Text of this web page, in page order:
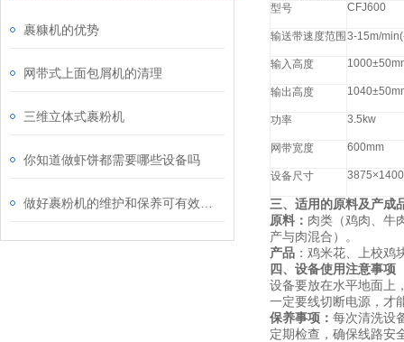
裹糠机的优势
网带式上面包屑机的清理
三维立体式裹粉机
你知道做虾饼都需要哪些设备吗
型号 CFJ600
输送带速度范围 3-15m/min(
输入高度 1000±
输出高度 1040±
功率 3.5kw
网带宽度 600mm
设备尺寸 3875×1400
三、适用的原料及产成
原料： 肉类（鸡肉、牛
产与肉混合）。
产品 ：鸡米花、上校
四、设备使用注意事项
设备要放在水平地面上
一定要线切断电源，才
保养事项： 每次清洗设
定期检查，确保线路安